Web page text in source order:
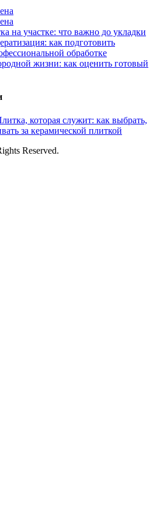
на участке: что важно до укладки
как подготовить
обработке
жизни: как оценить готовый
которая служит: как выбрать,
за керамической плиткой
Reserved.